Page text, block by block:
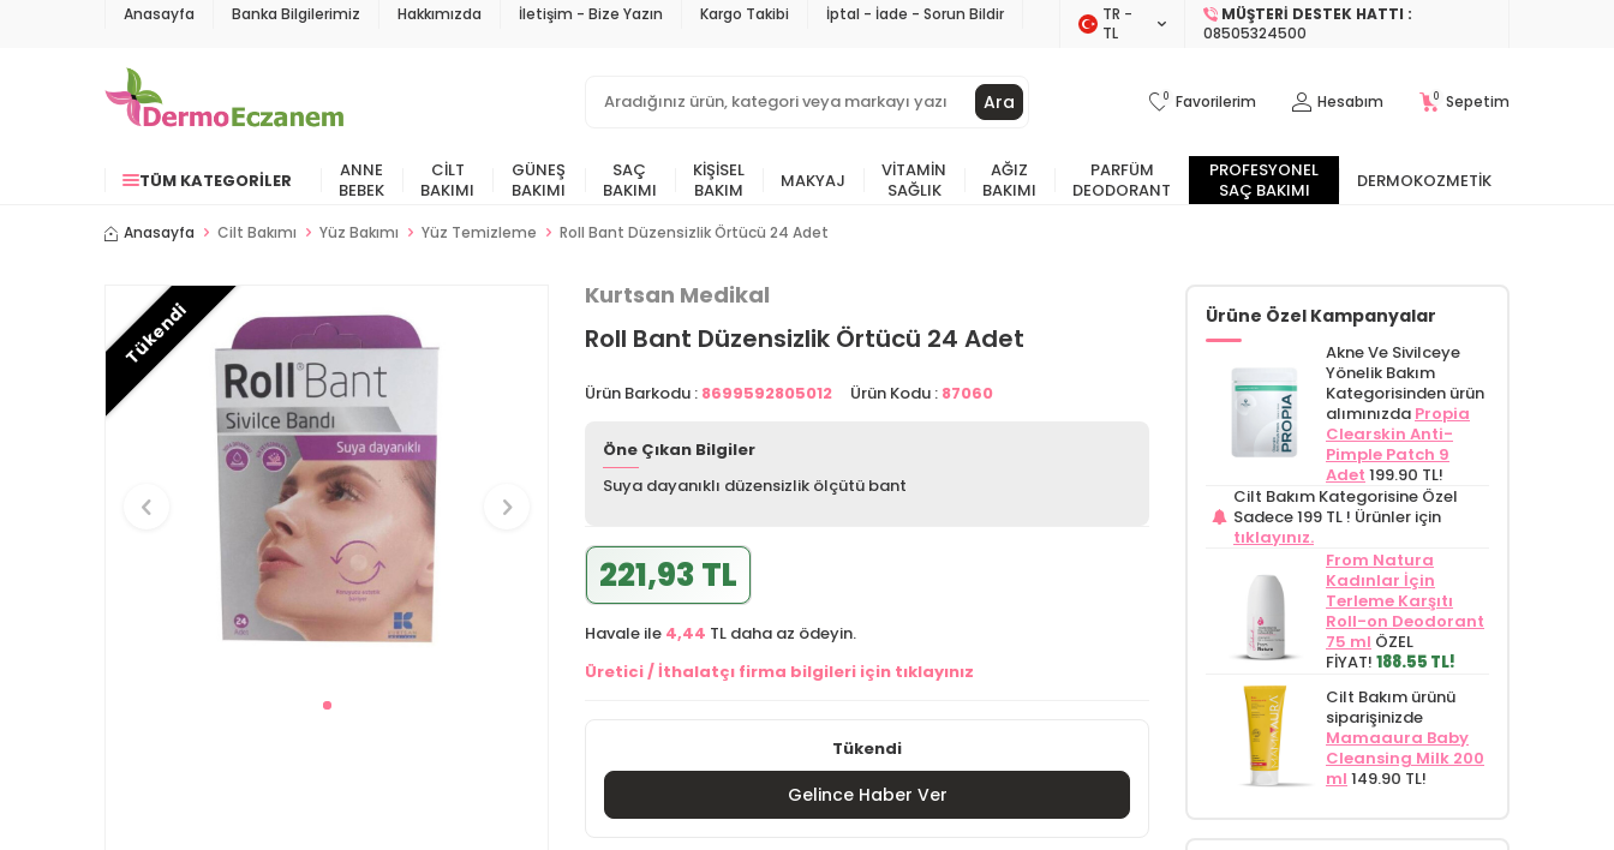
Anasayfa Banka Bilgilerimiz Hakkımızda İletişim - Bize Yazın Kargo Takibi İptal - İade - Sorun Bildir
TR −
TL
MÜŞTERI DESTEK HATTI :
08505324500
Ara 0 Favorilerim Hesabım 0 Sepetim
TÜM KATEGORILER
ANNE
BEBEK
CILT
BAKIMI
GÜNEŞ
BAKIMI
SAÇ
BAKIMI
KIŞISEL
BAKIM
MAKYAJ
VITAMIN
SAĞLIK
AĞIZ
BAKIMI
PARFÜM
DEODORANT
PROFESYONEL
SAÇ BAKIMI
DERMOKOZMETIK
Anasayfa Cilt Bakımı Yüz Bakımı Yüz Temizleme Roll Bant Düzensizlik Örtücü 24 Adet
Tükendi
Kurtsan Medikal
Roll Bant Düzensizlik Örtücü 24 Adet
Ürün Barkodu : 8699592805012 Ürün Kodu : 87060
Öne Çıkan Bilgiler
Suya dayanıklı düzensizlik ölçütü bant
221,93 TL
Havale ile 4,44 TL daha az ödeyin.
Üretici / İthalatçı firma bilgileri için tıklayınız
Tükendi
Gelince Haber Ver
Ürüne Özel Kampanyalar
Akne Ve Sivilceye
Yönelik Bakım
Kategorisinden ürün
alımınızda Propia
Clearskin Anti-
Pimple Patch 9
Adet 199.90 TL!
Cilt Bakım Kategorisine Özel
Sadece 199 TL ! Ürünler için
tıklayınız.
From Natura
Kadınlar İçin
Terleme Karşıtı
Roll-on Deodorant
75 ml ÖZEL
FİYAT! 188.55 TL!
Cilt Bakım ürünü
siparişinizde
Mamaaura Baby
Cleansing Milk 200
ml 149.90 TL!